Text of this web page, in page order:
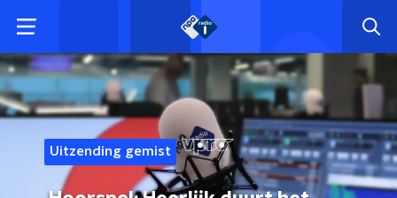
Uitzending gemist